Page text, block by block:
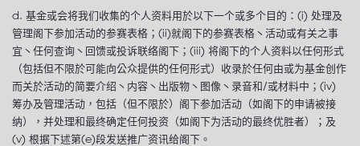
d. 基金或会将我们收集的个人资料用於以下一个或多个目的：(i) 处理及
管理阁下参加活动的参赛表格；(ii)就阁下的参赛表格丶活动或有关之事
宜丶任何查询丶回馈或投诉联络阁下；(iii) 将阁下的个人资料以任何形式
（包括但不限於可能向公众提供的任何形式）收录於任何由或为基金创作
而关於活动的简要介绍丶内容丶出版物丶图像丶录音和/或材料中；(iv)
筹办及管理活动，包括（但不限於）阁下参加活动（如阁下的申请被接
纳），并处理和最终确定任何投资（如阁下为活动的最终优胜者）；及
(v) 根据下述第(e)段发送推广资讯给阁下。